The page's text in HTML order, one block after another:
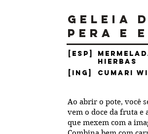
Geleia
Pera e
[ESP]
Hierbas
[ING]
Cumari
Ao abrir o pote, você
vem o doce da fruta e
que mexem com a